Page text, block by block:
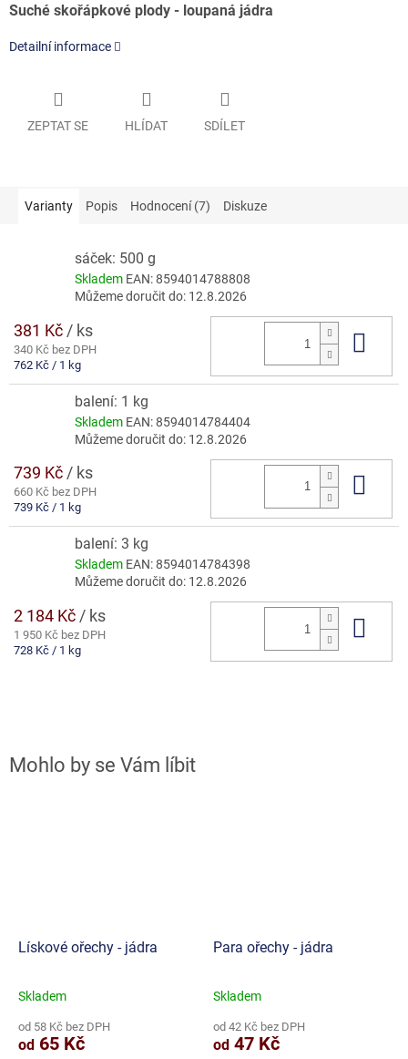
Suché skořápkové plody - loupaná jádra
Detailní informace
ZEPTAT SE HLÍDAT SDÍLET
Varianty Popis Hodnocení (7) Diskuze
sáček: 500 g
Skladem EAN:8594014788808
Můžeme doručit do: 12.8.2026
381 Kč / ks
340 Kč bez DPH
Měrná
762 Kč / 1 kg
balení: 1 kg
Skladem EAN:8594014784404
Můžeme doručit do: 12.8.2026
739 Kč/ ks
660 Kč bez DPH
Měrná
739 Kč / 1 kg
balení: 3 kg
Skladem EAN:8594014784398
Můžeme doručit do: 12.8.2026
2 184 Kč / ks
1 950 Kč bez DPH
Měrná
728 Kč / 1 kg
Lískové ořechy - jádra
Průměrné
produktu
je
Skladem
od 58 Kč bez DPH
od 65 Kč
Para ořechy - jádra
Průměrné
produktu
je
Skladem
od 42 Kč bez DPH
od 47 Kč